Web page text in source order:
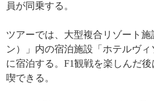
員が同乗する。
ツアーでは、大型複合リゾート
ン）」内の宿泊施設「ホテルヴィ
に宿泊する。F1観戦を楽しんだ
喫できる。